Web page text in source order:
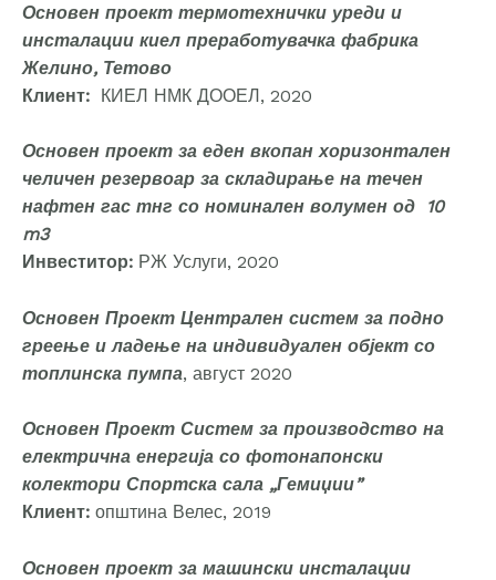
Основен проект термотехнички уреди и
инсталации киел преработувачка фабрика
Желино, Тетово
Клиент: КИЕЛ НМК ДООЕЛ, 2020
Основен проект за еден вкопан хоризонтален
челичен резервоар за складирање на течен
нафтен гас тнг со номинален волумен од 10
m3
Инвеститор: РЖ Услуги, 2020
Основен Проект Централен систем за подно
греење и ладење на индивидуален објект со
топлинска пумпа, август 2020
Основен Проект Систем за производство на
електрична енергија со фотонапонски
колектори Спортска сала „Гемиџии”
Клиент: општина Велес, 2019
Основен проект за машински инсталации